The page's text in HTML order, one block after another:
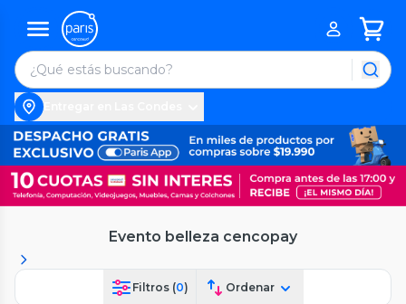
Evento belleza cencopay
Filtros (0) Ordenar